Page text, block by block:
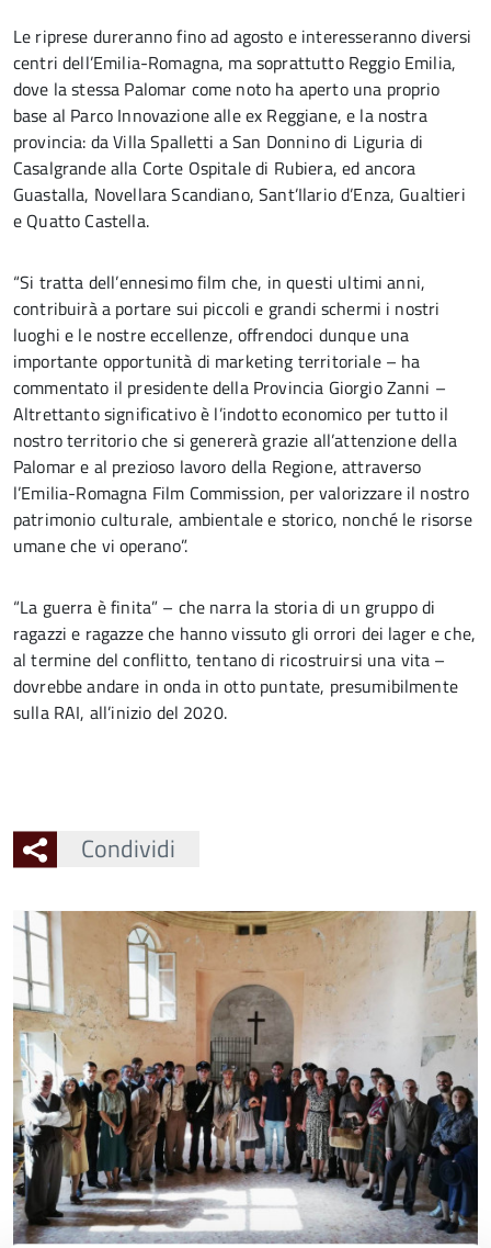
Le riprese dureranno fino ad agosto e interesseranno diversi
centri dell’Emilia-Romagna, ma soprattutto Reggio Emilia,
dove la stessa Palomar come noto ha aperto una proprio
base al Parco Innovazione alle ex Reggiane, e la nostra
provincia: da Villa Spalletti a San Donnino di Liguria di
Casalgrande alla Corte Ospitale di Rubiera, ed ancora
Guastalla, Novellara Scandiano, Sant’Ilario d’Enza, Gualtieri
e Quatto Castella.
“Si tratta dell’ennesimo film che, in questi ultimi anni,
contribuirà a portare sui piccoli e grandi schermi i nostri
luoghi e le nostre eccellenze, offrendoci dunque una
importante opportunità di marketing territoriale – ha
commentato il presidente della Provincia Giorgio Zanni –
Altrettanto significativo è l’indotto economico per tutto il
nostro territorio che si genererà grazie all’attenzione della
Palomar e al prezioso lavoro della Regione, attraverso
l’Emilia-Romagna Film Commission, per valorizzare il nostro
patrimonio culturale, ambientale e storico, nonché le risorse
umane che vi operano”.
“La guerra è finita” – che narra la storia di un gruppo di
ragazzi e ragazze che hanno vissuto gli orrori dei lager e che,
al termine del conflitto, tentano di ricostruirsi una vita –
dovrebbe andare in onda in otto puntate, presumibilmente
sulla RAI, all’inizio del 2020.
Condividi
Ingrandisci
l'immagine